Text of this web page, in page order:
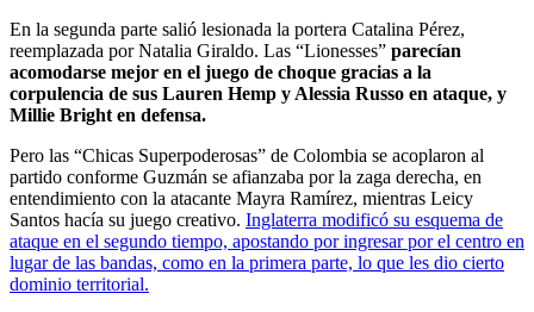
En la segunda parte salió lesionada la portera Catalina Pérez,
reemplazada por Natalia Giraldo. Las “Lionesses” parecían
acomodarse mejor en el juego de choque gracias a la
corpulencia de sus Lauren Hemp y Alessia Russo en ataque, y
Millie Bright en defensa.
Pero las “Chicas Superpoderosas” de Colombia se acoplaron al
partido conforme Guzmán se afianzaba por la zaga derecha, en
entendimiento con la atacante Mayra Ramírez, mientras Leicy
Santos hacía su juego creativo. Inglaterra modificó su esquema de
ataque en el segundo tiempo, apostando por ingresar por el centro en
lugar de las bandas, como en la primera parte, lo que les dio cierto
dominio territorial.